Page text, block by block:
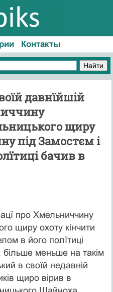
Контакты
давнїйшій
щиру
під Замостєм і
бачив в
про Хмельниччину
щиру охоту кінчити
в його полїтиці
більше меньше на такім
в своїй недавній
щиро вірив в